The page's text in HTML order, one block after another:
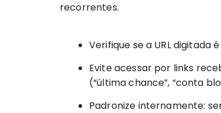
recorrentes.
Verifique se a URL digitada
Evite acessar por links
(“última chance”, “conta
Padronize internamente: